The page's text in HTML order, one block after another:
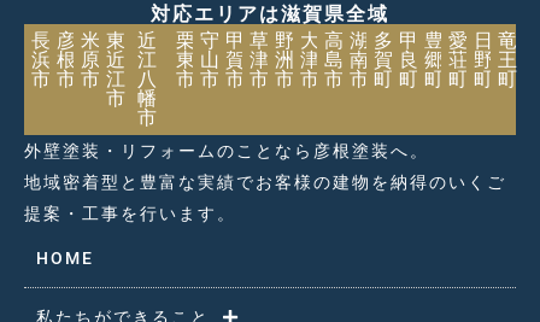
対応エリアは滋賀県全域
長
浜
市
彦
根
市
米
原
市
東
近
江
市
近
江
八
幡
市
栗
東
市
守
山
市
甲
賀
市
草
津
市
野
洲
市
大
津
市
高
島
市
湖
南
市
多
賀
町
甲
良
町
豊
郷
町
愛
荘
町
日
野
町
竜
王
町
外壁塗装・リフォームのことなら彦根塗装へ。
地域密着型と豊富な実績でお客様の建物を納得のいくご
提案・工事を行います。
HOME
私たちができること